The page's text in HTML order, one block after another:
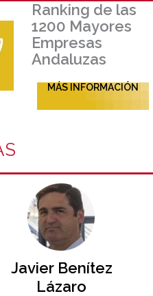
Ranking de las
1200 Mayores
Empresas
Andaluzas
MÁS INFORMACIÓN
Javier Benítez
Lázaro